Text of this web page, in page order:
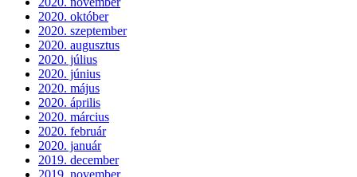
2020. október
2020. szeptember
2020. augusztus
2020. július
2020. június
2020. május
2020. április
2020. március
2020. február
2020. január
2019. december
2019. november